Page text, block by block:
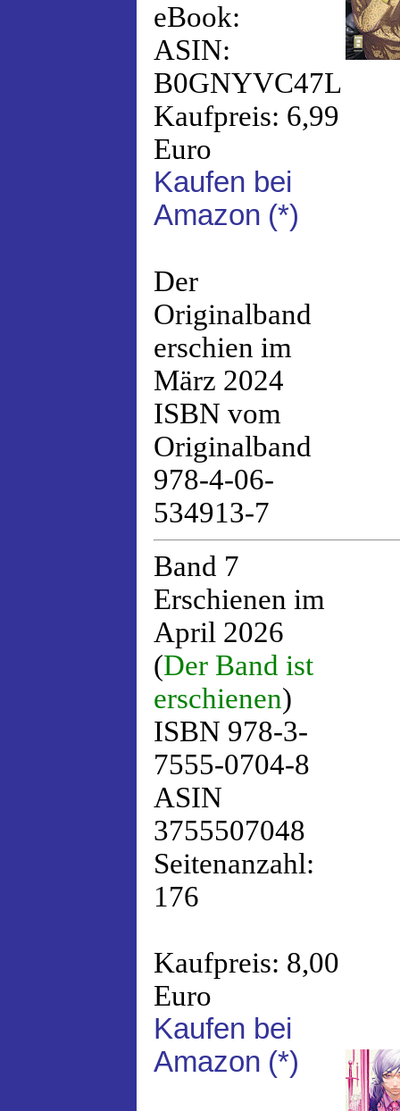
eBook:
ASIN:
B0GNYVC47L
Kaufpreis: 6,99
Euro
Kaufen bei
Amazon (*)
Der
Originalband
erschien im
März 2024
ISBN vom
Originalband
978-4-06-
534913-7
Band 7
Erschienen im
April 2026
(Der Band ist
erschienen)
ISBN 978-3-
7555-0704-8
ASIN
3755507048
Seitenanzahl:
176
Kaufpreis: 8,00
Euro
Kaufen bei
Amazon (*)